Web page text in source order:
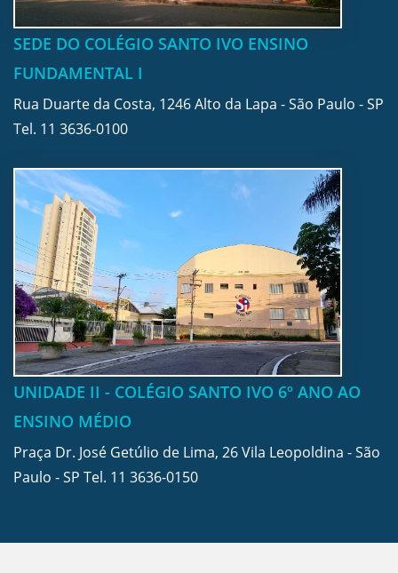
SEDE DO COLÉGIO SANTO IVO ENSINO
FUNDAMENTAL I
Rua Duarte da Costa, 1246 Alto da Lapa - São Paulo - SP
Tel. 11 3636-0100
UNIDADE II - COLÉGIO SANTO IVO 6º ANO AO
ENSINO MÉDIO
Praça Dr. José Getúlio de Lima, 26 Vila Leopoldina - São
Paulo - SP Tel. 11 3636-0150